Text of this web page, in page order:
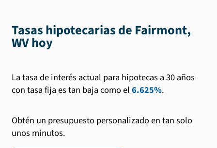
Tasas hipotecarias de Fairmont,
WV hoy
La tasa de interés actual para hipotecas a 30 años
con tasa fija es tan baja como el6.625%.
Obtén un presupuesto personalizado en tan solo
unos minutos.